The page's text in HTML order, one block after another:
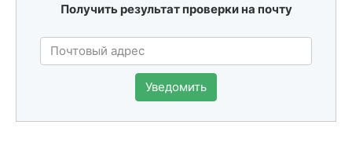
Получить результат проверки на почту
Уведомить